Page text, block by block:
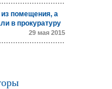
помещения, а
в прокуратуру
29 мая 2015